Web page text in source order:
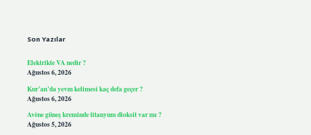
Son Yazılar
Elektrikte VA nedir ?
Ağustos 6, 2026
Kur’an’da yevm kelimesi kaç defa geçer ?
Ağustos 6, 2026
Avène güneş kreminde titanyum dioksit var mı ?
Ağustos 5, 2026